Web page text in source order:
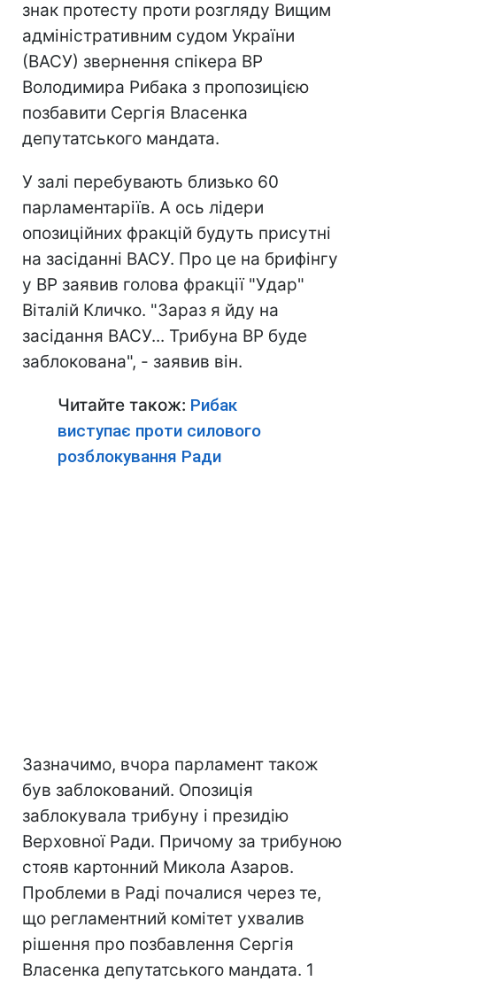
знак протесту проти розгляду Вищим
адміністративним судом України
(ВАСУ) звернення спікера ВР
Володимира Рибака з пропозицією
позбавити Сергія Власенка
депутатського мандата.
У залі перебувають близько 60
парламентаріїв. А ось лідери
опозиційних фракцій будуть присутні
на засіданні ВАСУ. Про це на брифінгу
у ВР заявив голова фракції "Удар"
Віталій Кличко. "Зараз я йду на
засідання ВАСУ... Трибуна ВР буде
заблокована", - заявив він.
Читайте також: Рибак
виступає проти силового
розблокування Ради
Зазначимо, вчора парламент також
був заблокований. Опозиція
заблокувала трибуну і президію
Верховної Ради. Причому за трибуною
стояв картонний Микола Азаров.
Проблеми в Раді почалися через те,
що регламентний комітет ухвалив
рішення про позбавлення Сергія
Власенка депутатського мандата. 1